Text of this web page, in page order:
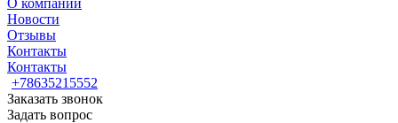
О компании
Новости
Отзывы
Контакты
Контакты
+78635215552
Заказать звонок
Задать вопрос